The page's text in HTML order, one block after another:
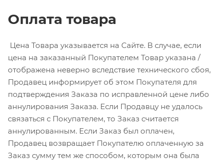
Оплата товара
Цена Товара указывается на Сайте. В случае, если
цена на заказанный Покупателем Товар указана /
отображена неверно вследствие технического сбоя,
Продавец информирует об этом Покупателя для
подтверждения Заказа по исправленной цене либо
аннулирования Заказа. Если Продавцу не удалось
связаться с Покупателем, то Заказ считается
аннулированным. Если Заказ был оплачен,
Продавец возвращает Покупателю оплаченную за
Заказ сумму тем же способом, которым она была